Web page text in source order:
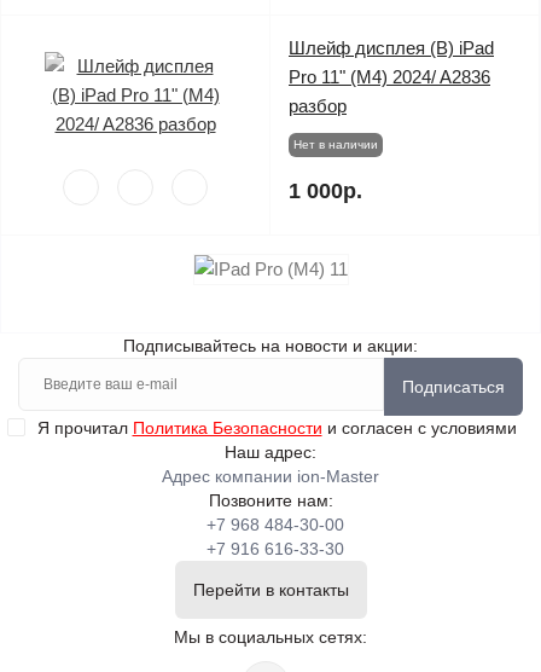
Шлейф дисплея (B) iPad
Pro 11" (M4) 2024/ A2836
разбор
Нет в наличии
1 000р.
Подписывайтесь на новости и акции:
Подписаться
Я прочитал Политика Безопасности и согласен с условиями
Наш адрес:
Адрес компании ion-Master
Позвоните нам:
+7 968 484-30-00
+7 916 616-33-30
Перейти в контакты
Мы в социальных сетях: